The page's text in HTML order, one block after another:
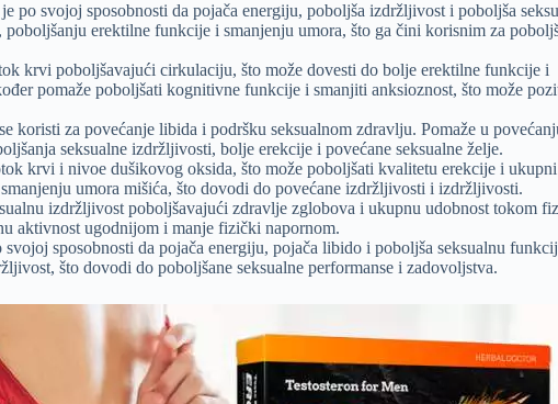
po svojoj sposobnosti da pojača energiju, poboljša izdržljivost i poboljša
erektilne funkcije i smanjenju umora, što ga čini korisnim za
krvi poboljšavajući cirkulaciju, što može dovesti do bolje erektilne funkcije i
pomaže poboljšati kognitivne funkcije i smanjiti anksioznost, što može
se koristi za povećanje libida i podršku seksualnom zdravlju. Pomaže u
seksualne izdržljivosti, bolje erekcije i povećane seksualne želje.
krvi i nivoe dušikovog oksida, što može poboljšati kvalitetu erekcije i ukupni
umora mišića, što dovodi do povećane izdržljivosti i izdržljivosti.
izdržljivost poboljšavajući zdravlje zglobova i ukupnu udobnost tokom
aktivnost ugodnijom i manje fizički napornom.
svojoj sposobnosti da pojača energiju, pojača libido i poboljša seksualnu
što dovodi do poboljšane seksualne performanse i zadovoljstva.